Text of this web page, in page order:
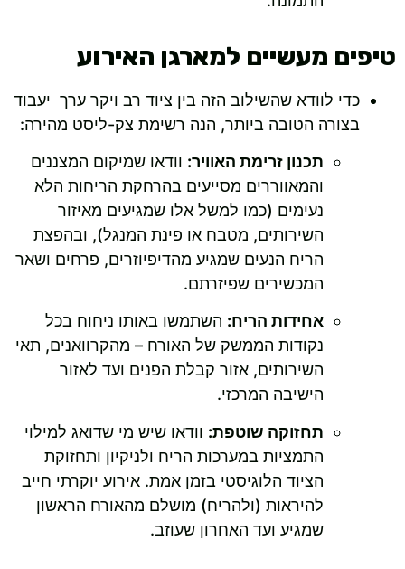
טיפים מעשיים למארגן האירוע
כדי לוודא שהשילוב הזה בין ציוד רב ויקר ערך יעבוד
בצורה הטובה ביותר, הנה רשימת צק-ליסט מהירה:
תכנון זרימת האוויר: וודאו שמיקום המצננים
והמאווררים מסייעים בהרחקת הריחות הלא
נעימים (כמו למשל אלו שמגיעים מאיזור
השירותים, מטבח או פינת המנגל), ובהפצת
הריח הנעים שמגיע מהדיפיוזרים, פרחים ושאר
המכשירים שפיזרתם.
אחידות הריח: השתמשו באותו ניחוח בכל
נקודות הממשק של האורח – מהקרוואנים, תאי
השירותים, אזור קבלת הפנים ועד לאזור
הישיבה המרכזי.
תחזוקה שוטפת: וודאו שיש מי שדואג למילוי
התמציות במערכות הריח ולניקיון ותחזוקת
הציוד הלוגיסטי בזמן אמת. אירוע יוקרתי חייב
להיראות (ולהריח) מושלם מהאורח הראשון
שמגיע ועד האחרון שעוזב.